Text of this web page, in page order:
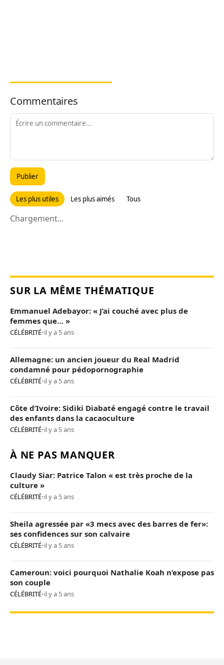
Commentaires
Publier
Les plus utiles Les plus aimés Tous
Chargement...
SUR LA MÊME THÉMATIQUE
Emmanuel Adebayor: « J’ai couché avec plus de
femmes que… »
CÉLÉBRITÉ•il y a 5 ans
Allemagne: un ancien joueur du Real Madrid
condamné pour pédopornographie
CÉLÉBRITÉ•il y a 5 ans
Côte d’Ivoire: Sidiki Diabaté engagé contre le travail
des enfants dans la cacaoculture
CÉLÉBRITÉ•il y a 5 ans
À NE PAS MANQUER
Claudy Siar: Patrice Talon « est très proche de la
culture »
CÉLÉBRITÉ•il y a 5 ans
Sheila agressée par «3 mecs avec des barres de fer»:
ses confidences sur son calvaire
CÉLÉBRITÉ•il y a 5 ans
Cameroun: voici pourquoi Nathalie Koah n’expose pas
son couple
CÉLÉBRITÉ•il y a 5 ans